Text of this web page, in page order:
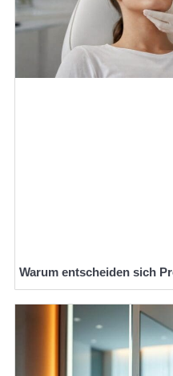
Warum entscheiden sich